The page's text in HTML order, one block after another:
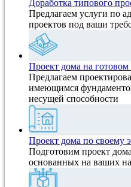
Доработка типового
Предлагаем услуги по
проектов под ваши
Проект дома на
Предлагаем
имеющимся
несущей способности
Проект дома по своему
Подготовим проект
основанных на ваших